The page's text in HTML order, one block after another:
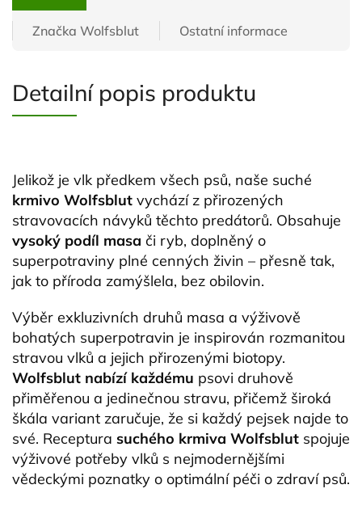
Značka Wolfsblut Ostatní informace
Detailní popis produktu
Jelikož je vlk předkem všech psů, naše suché
krmivo Wolfsblut vychází z přirozených
stravovacích návyků těchto predátorů. Obsahuje
vysoký podíl masa či ryb, doplněný o
superpotraviny plné cenných živin – přesně tak,
jak to příroda zamýšlela, bez obilovin.
Výběr exkluzivních druhů masa a výživově
bohatých superpotravin je inspirován rozmanitou
stravou vlků a jejich přirozenými biotopy.
Wolfsblut nabízí každému psovi druhově
přiměřenou a jedinečnou stravu, přičemž široká
škála variant zaručuje, že si každý pejsek najde to
své. Receptura suchého krmiva Wolfsblut spojuje
výživové potřeby vlků s nejmodernějšími
vědeckými poznatky o optimální péči o zdraví psů.